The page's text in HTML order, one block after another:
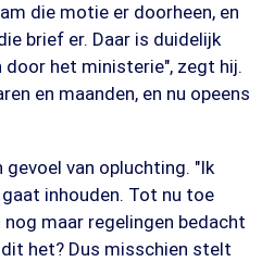
die motie er doorheen, en
brief er. Daar is duidelijk
door het ministerie", zegt hij.
en maanden, en nu opeens
gevoel van opluchting. "Ik
inhouden. Tot nu toe
maar regelingen bedacht
het? Dus misschien stelt